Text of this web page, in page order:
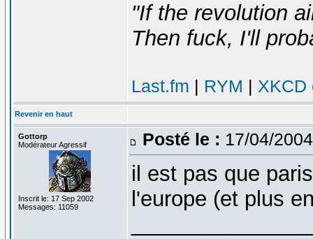
"If the revolution
Then fuck, I'll
Last.fm | RYM | XKCD
Revenir en haut
Gottorp
Modérateur Agressif
Inscrit le: 17 Sep 2002
Messages: 11059
Posté le : 17/04/
il est pas que
l'europe (et plus